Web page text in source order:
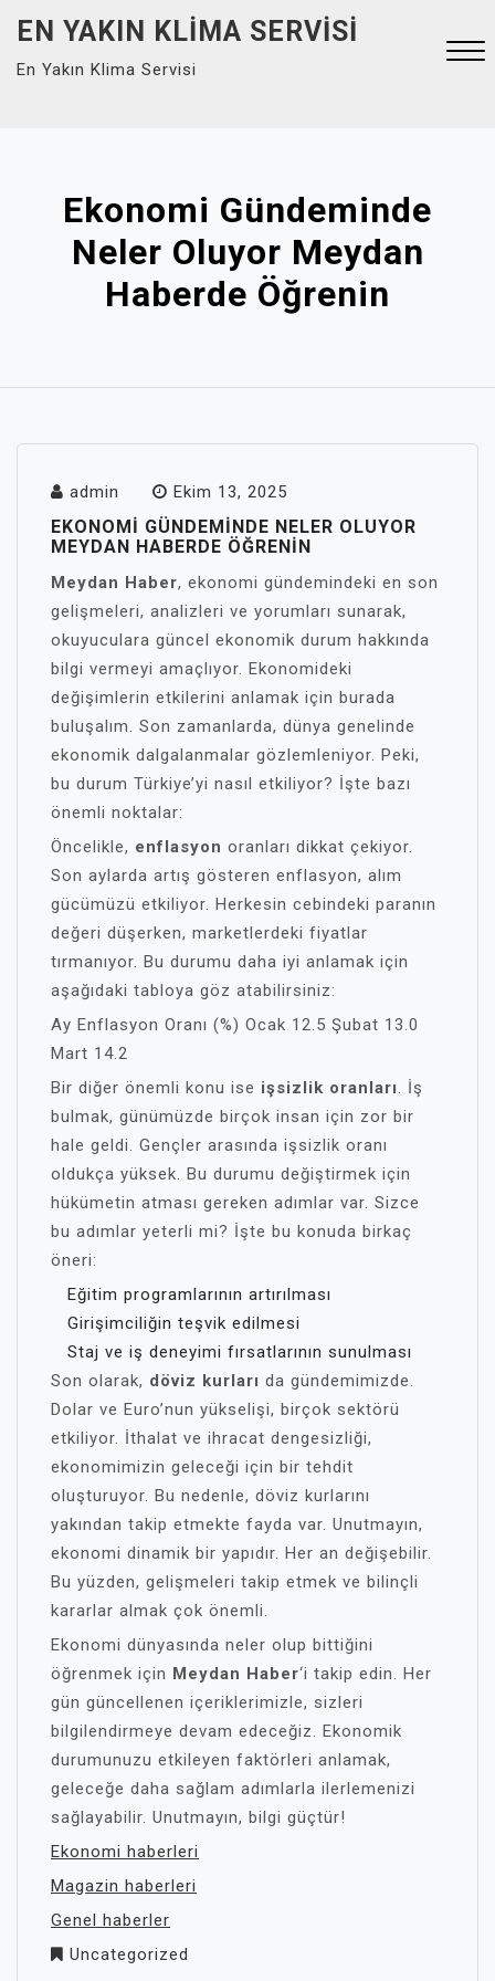
content
EN YAKIN KLIMA SERVISI
En Yakın Klima Servisi
Ekonomi Gündeminde
Neler Oluyor Meydan
Haberde Öğrenin
admin Ekim 13, 2025
EKONOMI GÜNDEMINDE NELER OLUYOR
MEYDAN HABERDE ÖĞRENIN
Meydan Haber, ekonomi gündemindeki en son
gelişmeleri, analizleri ve yorumları sunarak,
okuyuculara güncel ekonomik durum hakkında
bilgi vermeyi amaçlıyor. Ekonomideki
değişimlerin etkilerini anlamak için burada
buluşalım. Son zamanlarda, dünya genelinde
ekonomik dalgalanmalar gözlemleniyor. Peki,
bu durum Türkiye’yi nasıl etkiliyor? İşte bazı
önemli noktalar:
Öncelikle, enflasyon oranları dikkat çekiyor.
Son aylarda artış gösteren enflasyon, alım
gücümüzü etkiliyor. Herkesin cebindeki paranın
değeri düşerken, marketlerdeki fiyatlar
tırmanıyor. Bu durumu daha iyi anlamak için
aşağıdaki tabloya göz atabilirsiniz:
Ay Enflasyon Oranı (%) Ocak 12.5 Şubat 13.0
Mart 14.2
Bir diğer önemli konu ise işsizlik oranları. İş
bulmak, günümüzde birçok insan için zor bir
hale geldi. Gençler arasında işsizlik oranı
oldukça yüksek. Bu durumu değiştirmek için
hükümetin atması gereken adımlar var. Sizce
bu adımlar yeterli mi? İşte bu konuda birkaç
öneri:
Eğitim programlarının artırılması
Girişimciliğin teşvik edilmesi
Staj ve iş deneyimi fırsatlarının sunulması
Son olarak, döviz kurları da gündemimizde.
Dolar ve Euro’nun yükselişi, birçok sektörü
etkiliyor. İthalat ve ihracat dengesizliği,
ekonomimizin geleceği için bir tehdit
oluşturuyor. Bu nedenle, döviz kurlarını
yakından takip etmekte fayda var. Unutmayın,
ekonomi dinamik bir yapıdır. Her an değişebilir.
Bu yüzden, gelişmeleri takip etmek ve bilinçli
kararlar almak çok önemli.
Ekonomi dünyasında neler olup bittiğini
öğrenmek için Meydan Haber‘i takip edin. Her
gün güncellenen içeriklerimizle, sizleri
bilgilendirmeye devam edeceğiz. Ekonomik
durumunuzu etkileyen faktörleri anlamak,
geleceğe daha sağlam adımlarla ilerlemenizi
sağlayabilir. Unutmayın, bilgi güçtür!
Ekonomi haberleri
Magazin haberleri
Genel haberler
Uncategorized